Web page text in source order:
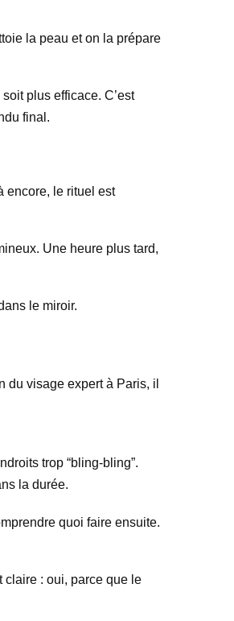
la peau et on la prépare
plus efficace. C’est
final.
encore, le rituel est
Une heure plus tard,
le miroir.
visage expert à Paris, il
trop “bling-bling”.
la durée.
quoi faire ensuite.
claire : oui, parce que le